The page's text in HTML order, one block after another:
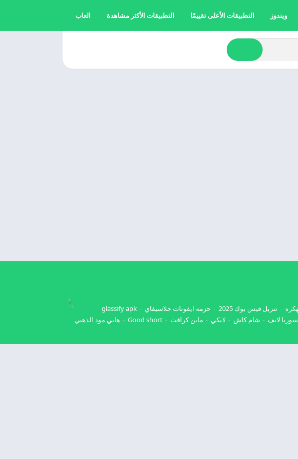
ويندوز التطبيقات الأعلى تقييمًا التطبيقات الأكثر مشاهدة العاب
تنزيل فيس بوك 2025 حزمه ايقونات جلاسيفاي
glassify apk
سوريا لايف شام كاش لايكي ماين كرافت Good short
هابي مود الذهبي